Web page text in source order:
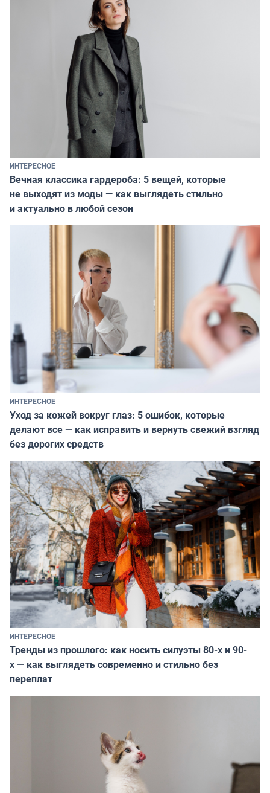
ИНТЕРЕСНОЕ
Вечная классика гардероба: 5 вещей, которые
не выходят из моды — как выглядеть стильно
и актуально в любой сезон
ИНТЕРЕСНОЕ
Уход за кожей вокруг глаз: 5 ошибок, которые
делают все — как исправить и вернуть свежий взгляд
без дорогих средств
ИНТЕРЕСНОЕ
Тренды из прошлого: как носить силуэты 80-х и 90-
х — как выглядеть современно и стильно без
переплат